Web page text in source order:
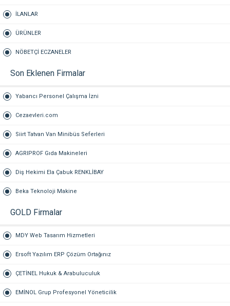
İLANLAR
ÜRÜNLER
NÖBETÇİ ECZANELER
Son Eklenen Firmalar
Yabancı Personel Çalışma İzni
Cezaevleri.com
Siirt Tatvan Van Minibüs Seferleri
AGRIPROF Gıda Makineleri
Diş Hekimi Ela Çabuk RENKLİBAY
Beka Teknoloji Makine
GOLD Firmalar
MDY Web Tasarım Hizmetleri
Ersoft Yazılım ERP Çözüm Ortağınız
ÇETİNEL Hukuk & Arabuluculuk
EMİNOL Grup Profesyonel Yöneticilik